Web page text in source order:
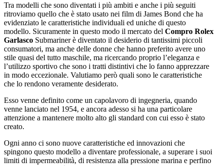
Tra modelli che sono diventati i più ambiti e anche i più seguiti
ritroviamo quello che è stato usato nei film di James Bond che ha
evidenziato le caratteristiche individuali ed uniche di questo
modello. Sicuramente in questo modo il mercato del Compro Rolex
Garlasco Submariner è diventato il desiderio di tantissimi piccoli
consumatori, ma anche delle donne che hanno preferito avere uno
stile quasi del tutto maschile, ma ricercando proprio l’eleganza e
l’utilizzo sportivo che sono i tratti distintivi che lo fanno apprezzare
in modo eccezionale. Valutiamo però quali sono le caratteristiche
che lo rendono veramente desiderato.
Esso venne definito come un capolavoro di ingegneria, quando
venne lanciato nel 1954, e ancora adesso si ha una particolare
attenzione a mantenere molto alto gli standard con cui esso è stato
creato.
Ogni anno ci sono nuove caratteristiche ed innovazioni che
spingono questo modello a diventare professionale, a superare i suoi
limiti di impermeabilità, di resistenza alla pressione marina e perfino